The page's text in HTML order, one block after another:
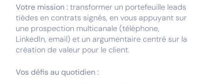
Votre mission :transformer un portefeuille leads
tièdes en contrats signés, en vous appuyant sur
une prospection multicanale (téléphone,
LinkedIn, email) et un argumentaire centré sur la
création de valeur pour le client.
Vos défis au quotidien :